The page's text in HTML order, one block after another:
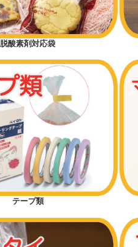
脱酸素剤対応袋
テープ類